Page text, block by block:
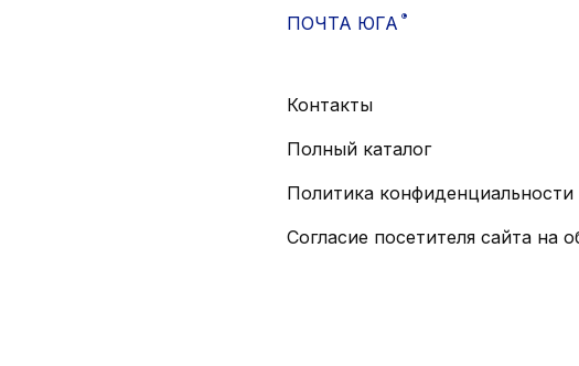
ПОЧТА ЮГА ®
Контакты
Полный каталог
Политика конфиденциальности